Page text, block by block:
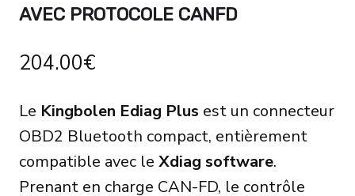
AVEC PROTOCOLE CANFD
204.00€
Le Kingbolen Ediag Plus est un connecteur
OBD2 Bluetooth compact, entièrement
compatible avec le Xdiag software.
Prenant en charge CAN-FD, le contrôle